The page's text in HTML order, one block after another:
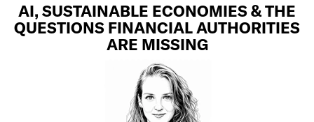
AI, SUSTAINABLE ECONOMIES & THE
QUESTIONS FINANCIAL AUTHORITIES
ARE MISSING